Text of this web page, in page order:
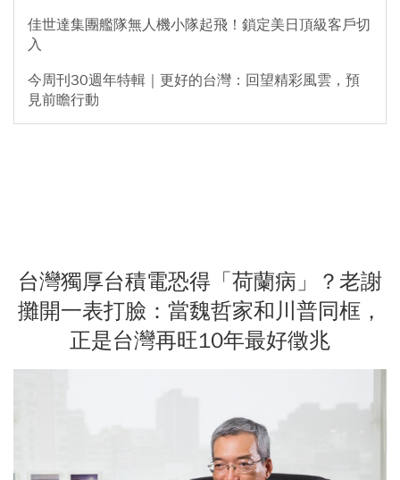
佳世達集團艦隊無人機小隊起飛！鎖定美日頂級客戶切
入
今周刊30週年特輯｜更好的台灣：回望精彩風雲，預
見前瞻行動
台灣獨厚台積電恐得「荷蘭病」？老謝
攤開一表打臉：當魏哲家和川普同框，
正是台灣再旺10年最好徵兆